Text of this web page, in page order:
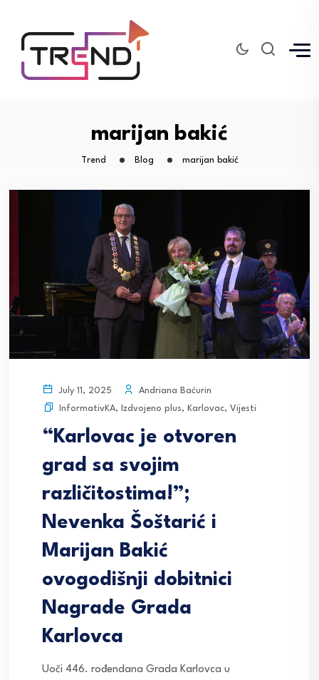
marijan bakić
Trend Blog marijan bakić
July 11, 2025
Andriana Baćurin
InformativKA, Izdvojeno plus, Karlovac, Vijesti
“Karlovac je otvoren
grad sa svojim
različitostima!”;
Nevenka Šoštarić i
Marijan Bakić
ovogodišnji dobitnici
Nagrade Grada
Karlovca
Uoči 446. rođendana Grada Karlovca u